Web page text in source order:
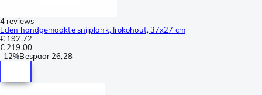
4 reviews
Eden handgemaakte snijplank, Irokohout, 37x27 cm
€ 192,72
€ 219,00
-12%Bespaar 26,28